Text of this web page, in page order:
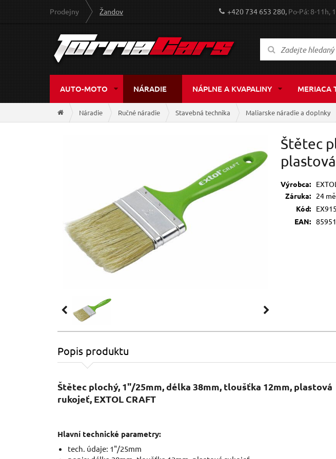
Prodejny Žandov +420 734 653 280, Po-Pá: 8-11h,
AUTO-MOTO NÁRADIE NÁPLNE A KVAPALINY MERIACA
Náradie Ručné náradie Stavebná technika Maliarske náradie a doplnky
Štětec
Výrobca:
Záruka:
24
Kód:
EAN:
Popis produktu
Štětec plochý, 1"/25mm, délka 38mm, tloušťka 12mm, plastová
rukojeť, EXTOL CRAFT
Hlavní technické parametry:
tech. údaje: 1"/25mm